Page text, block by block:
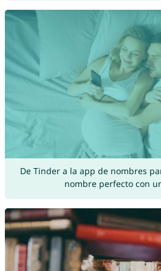
De Tinder a la app de nombres
nombre perfecto con